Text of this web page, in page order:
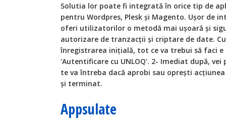
Solutia lor poate fi integrată în orice tip de
pentru Wordpres, Plesk și Magento. Ușor de
oferi utilizatorilor o metodă mai ușoară și
autorizare de tranzacții și criptare de date.
înregistrarea inițială, tot ce va trebui să faci e
'Autentificare cu UNLOQ'. 2- Imediat după,
te va întreba dacă aprobi sau oprești
și terminat.
Appsulate